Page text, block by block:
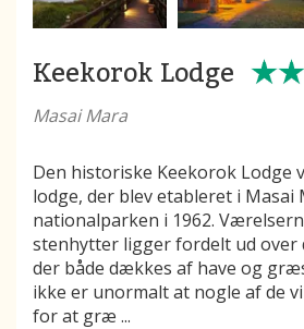
Keekorok Lodge
Masai Mara
Den historiske Keekorok Lodge
lodge, der blev etableret i Masai
nationalparken i 1962.
stenhytter ligger fordelt ud over
der både dækkes af have og
ikke er unormalt at nogle af de
for at græ ...